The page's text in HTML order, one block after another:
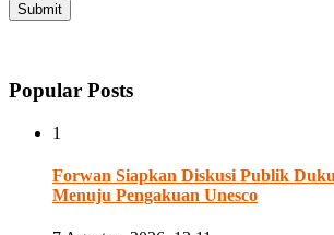
Popular Posts
1
Forwan Siapkan Diskusi Publik
Menuju Pengakuan Unesco